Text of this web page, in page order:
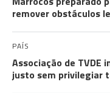
remover obstáculos
PAÍS
Associação de TVDE
justo sem privilegiar